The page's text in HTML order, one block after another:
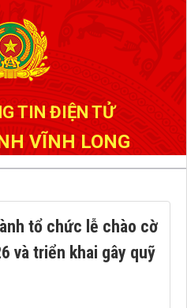
TIN ĐIỆN TỬ
VĨNH LONG
tổ chức lễ chào cờ
và triển khai gây quỹ